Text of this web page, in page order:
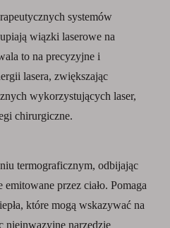
systemów
wiązki laserowe na
to na precyzyjne i
lasera, zwiększając
wykorzystujących laser,
chirurgiczne.
termograficznym, odbijając
przez ciało. Pomaga
które mogą wskazywać na
nieinwazyjne narzędzie